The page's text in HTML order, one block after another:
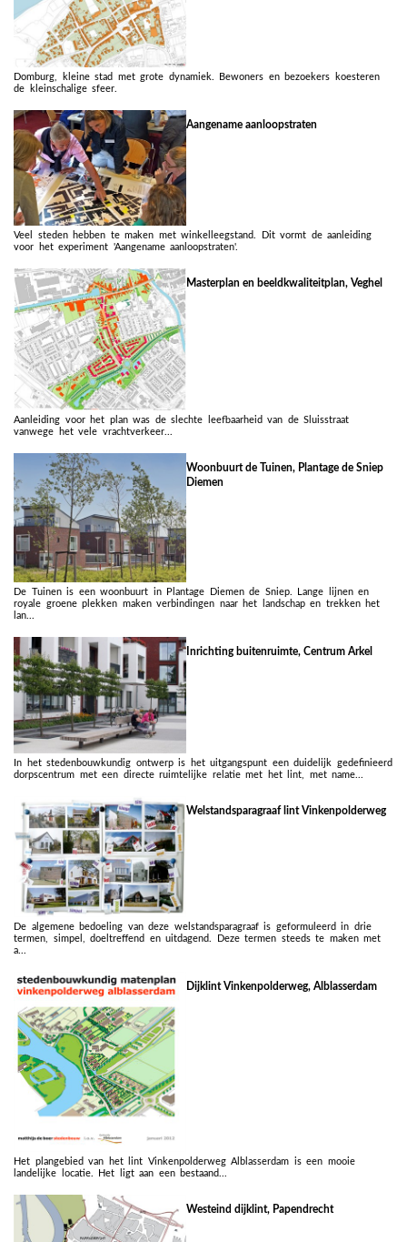
Domburg, kleine stad met grote dynamiek. Bewoners en bezoekers koesteren
de kleinschalige sfeer.
Aangename aanloopstraten
Veel steden hebben te maken met winkelleegstand. Dit vormt de aanleiding
voor het experiment 'Aangename aanloopstraten'.
Masterplan en beeldkwaliteitplan, Veghel
Aanleiding voor het plan was de slechte leefbaarheid van de Sluisstraat
vanwege het vele vrachtverkeer...
Woonbuurt de Tuinen, Plantage de Sniep
Diemen
De Tuinen is een woonbuurt in Plantage Diemen de Sniep. Lange lijnen en
royale groene plekken maken verbindingen naar het landschap en trekken het
lan...
Inrichting buitenruimte, Centrum Arkel
In het stedenbouwkundig ontwerp is het uitgangspunt een duidelijk gedefinieerd
dorpscentrum met een directe ruimtelijke relatie met het lint, met name...
Welstandsparagraaf lint Vinkenpolderweg
De algemene bedoeling van deze welstandsparagraaf is geformuleerd in drie
termen, simpel, doeltreffend en uitdagend. Deze termen steeds te maken met
a...
Dijklint Vinkenpolderweg, Alblasserdam
Het plangebied van het lint Vinkenpolderweg Alblasserdam is een mooie
landelijke locatie. Het ligt aan een bestaand...
Westeind dijklint, Papendrecht